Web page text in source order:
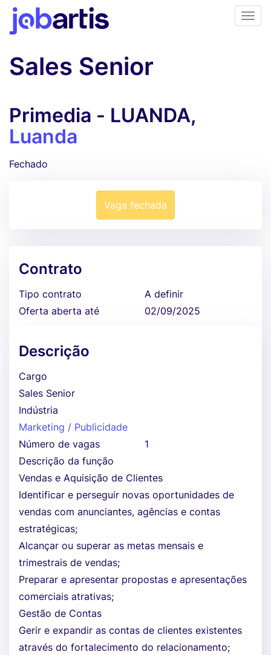
Sales Senior
Primedia - LUANDA,
Luanda
Fechado
Vaga fechada
Contrato
Tipo contrato
A definir
Oferta aberta até
02/09/2025
Descrição
Cargo
Sales Senior
Indústria
Marketing / Publicidade
Número de vagas
1
Descrição da função
Vendas e Aquisição de Clientes
Identificar e perseguir novas oportunidades de
vendas com anunciantes, agências e contas
estratégicas;
Alcançar ou superar as metas mensais e
trimestrais de vendas;
Preparar e apresentar propostas e apresentações
comerciais atrativas;
Gestão de Contas
Gerir e expandir as contas de clientes existentes
através do fortalecimento do relacionamento;